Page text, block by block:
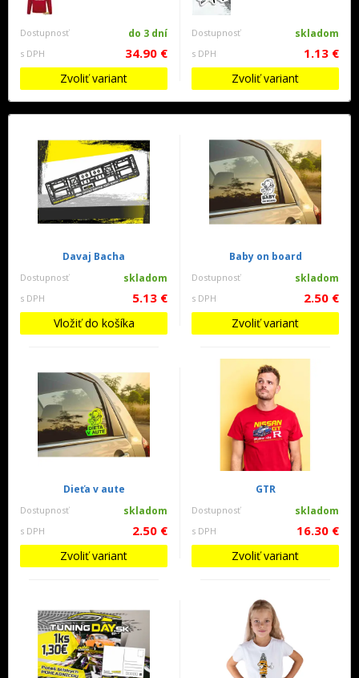
Dostupnosť do 3 dní
s DPH 34.90 €
Zvoliť variant
Dostupnosť skladom
s DPH 1.13 €
Zvoliť variant
Davaj Bacha
Dostupnosť skladom
s DPH 5.13 €
Vložiť do košíka
Baby on board
Dostupnosť skladom
s DPH 2.50 €
Zvoliť variant
Dieťa v aute
Dostupnosť skladom
s DPH 2.50 €
Zvoliť variant
GTR
Dostupnosť skladom
s DPH 16.30 €
Zvoliť variant